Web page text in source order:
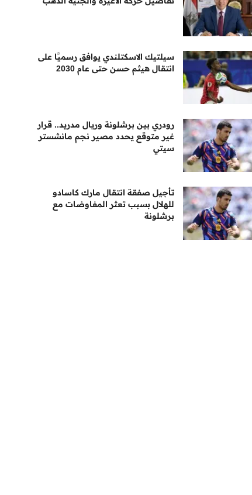
سيلتيك الاسكتلندي يوافق رسميًا على
انتقال هيثم حسن حتى عام 2030
رودري بين برشلونة وريال مدريد.. قرار
غير متوقع يحدد مصير نجم مانشستر
سيتي
تأجيل صفقة انتقال مارك كاسادو
للهلال بسبب تعثر المفاوضات مع
برشلونة